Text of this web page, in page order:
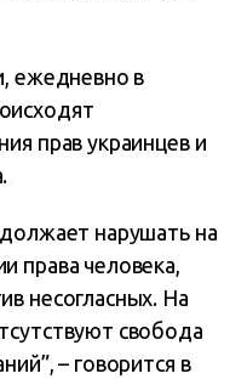
ежедневно в
прав украинцев и
нарушать на
права человека,
несогласных. На
свобода
– говорится в